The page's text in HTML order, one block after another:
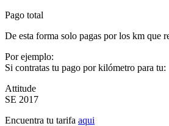
Pago total
De esta forma solo pagas por los km que
Por ejemplo:
Si contratas tu pago por kilómetro para tu:
Attitude
SE 2017
Encuentra tu tarifa aqui